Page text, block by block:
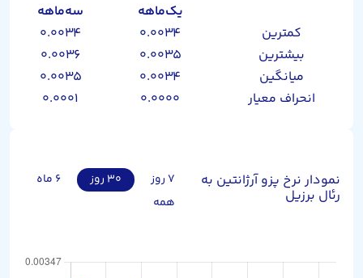
یک‌ماهه
سه‌ماهه
کمترین
۰.۰۰۳۴
۰.۰۰۳۴
بیشترین
۰.۰۰۳۵
۰.۰۰۳۶
میانگین
۰.۰۰۳۴
۰.۰۰۳۵
انحراف معیار
۰.۰۰۰۰ ۰.۰۰۰۱
نمودار نرخ پزو آرژانتین به
رئال برزیل
۷ روز ۳۰ روز
۶ ماه
همه